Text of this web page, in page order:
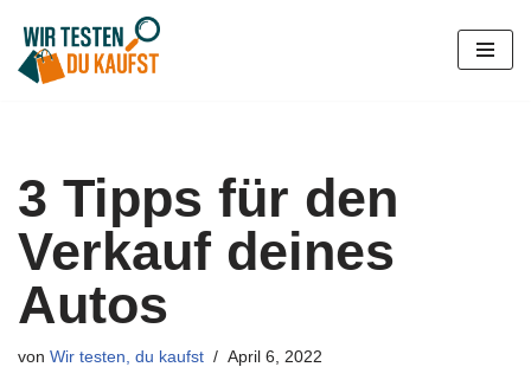
Zum
3 Tipps für den
Verkauf deines
Autos
von Wir testen, du kaufst April 6, 2022